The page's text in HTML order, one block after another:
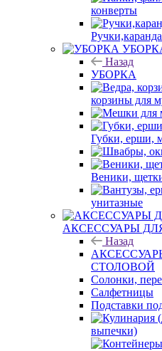
конверты
Назад
УБОРКА
корзины для
Губки, ерши,
Веники,
унитазные
АКСЕССУАРЫ
Назад
СТОЛОВОЙ
Солонки,
Салфетницы
Подставки
выпечки)